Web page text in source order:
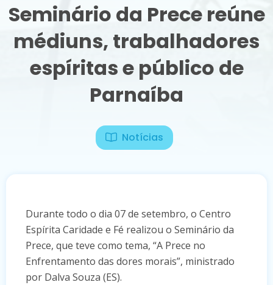
Seminário da Prece reúne
médiuns, trabalhadores
espíritas e público de
Parnaíba
Notícias
Durante todo o dia 07 de setembro, o Centro
Espírita Caridade e Fé realizou o Seminário da
Prece, que teve como tema, “A Prece no
Enfrentamento das dores morais”, ministrado
por Dalva Souza (ES).